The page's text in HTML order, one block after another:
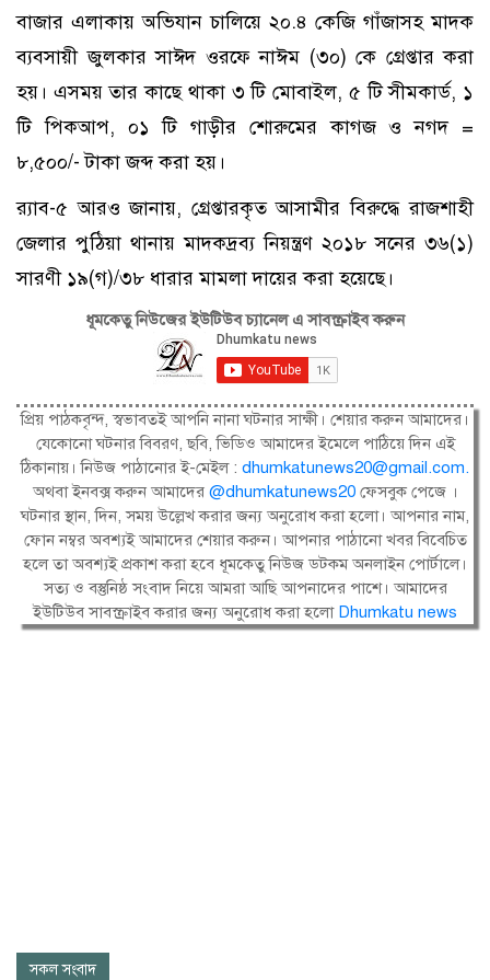
বাজার এলাকায় অভিযান চালিয়ে ২০.৪ কেজি গাঁজাসহ মাদক
ব্যবসায়ী জুলকার সাঈদ ওরফে নাঈম (৩০) কে গ্রেপ্তার করা
হয়। এসময় তার কাছে থাকা ৩ টি মোবাইল, ৫ টি সীমকার্ড, ১
টি পিকআপ, ০১ টি গাড়ীর শোরুমের কাগজ ও নগদ =
৮,৫০০/- টাকা জব্দ করা হয়।
র‌্যাব-৫ আরও জানায়, গ্রেপ্তারকৃত আসামীর বিরুদ্ধে রাজশাহী
জেলার পুঠিয়া থানায় মাদকদ্রব্য নিয়ন্ত্রণ ২০১৮ সনের ৩৬(১)
সারণী ১৯(গ)/৩৮ ধারার মামলা দায়ের করা হয়েছে।
ধূমকেতু নিউজের ইউটিউব চ্যানেল এ সাবস্ক্রাইব করুন
প্রিয় পাঠকবৃন্দ, স্বভাবতই আপনি নানা ঘটনার সাক্ষী। শেয়ার করুন আমাদের।
যেকোনো ঘটনার বিবরণ, ছবি, ভিডিও আমাদের ইমেলে পাঠিয়ে দিন এই
ঠিকানায়। নিউজ পাঠানোর ই-মেইল : dhumkatunews20@gmail.com.
অথবা ইনবক্স করুন আমাদের@dhumkatunews20 ফেসবুক পেজে ।
ঘটনার স্থান, দিন, সময় উল্লেখ করার জন্য অনুরোধ করা হলো। আপনার নাম,
ফোন নম্বর অবশ্যই আমাদের শেয়ার করুন। আপনার পাঠানো খবর বিবেচিত
হলে তা অবশ্যই প্রকাশ করা হবে ধূমকেতু নিউজ ডটকম অনলাইন পোর্টালে।
সত্য ও বস্তুনিষ্ঠ সংবাদ নিয়ে আমরা আছি আপনাদের পাশে। আমাদের
ইউটিউব সাবস্ক্রাইব করার জন্য অনুরোধ করা হলো Dhumkatu news
সকল সংবাদ